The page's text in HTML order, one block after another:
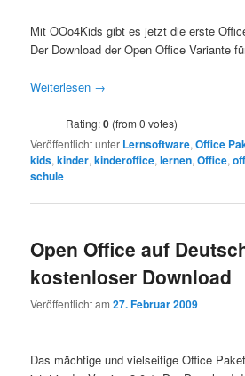
Mit OOo4Kids gibt es jetzt die erste
Der Download der Open Office Variante
Weiterlesen →
Rating:0 (from 0 votes)
Veröffentlicht unter Lernsoftware,Office
kids,kinder,kinderoffice,lernen,Office,
schule
Open Office auf
kostenloser Download
Veröffentlicht am27. Februar 2009
Das mächtige und vielseitige Office